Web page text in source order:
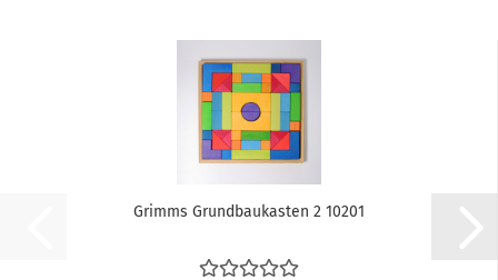
Grimms Grundbaukasten 2 10201